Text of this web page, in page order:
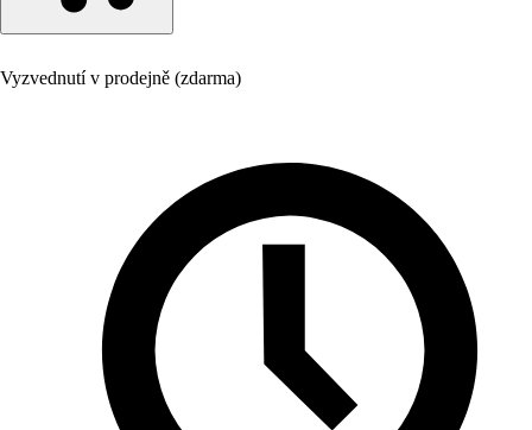
Vyzvednutí v prodejně (zdarma)